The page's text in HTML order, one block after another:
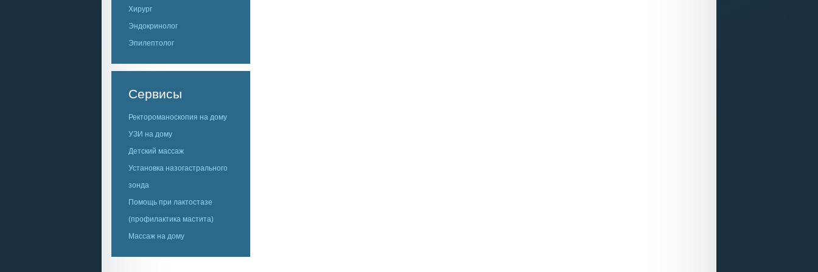
Хирург
Эндокринолог
Эпилептолог
Сервисы
Ректороманоскопия на дому
УЗИ на дому
Детский массаж
Установка назогастрального
зонда
Помощь при лактостазе
(профилактика мастита)
Массаж на дому